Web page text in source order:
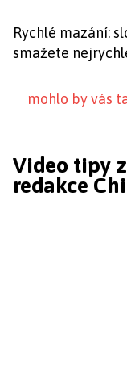
Rychlé mazání:
smažete
mohlo by vás
Video tipy
redakce